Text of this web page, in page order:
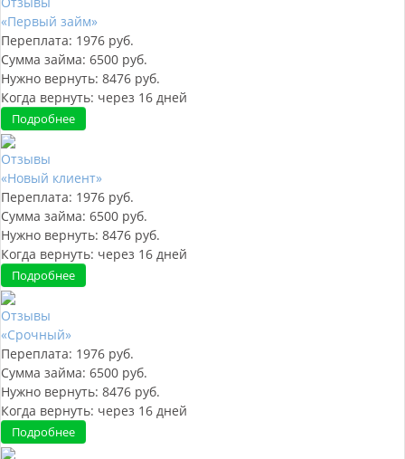
«Первый займ»
Переплата: 1976 руб.
Сумма займа: 6500 руб.
Нужно вернуть: 8476 руб.
Когда вернуть: через 16 дней
Подробнее
Отзывы
«Новый клиент»
Переплата: 1976 руб.
Сумма займа: 6500 руб.
Нужно вернуть: 8476 руб.
Когда вернуть: через 16 дней
Подробнее
Отзывы
«Срочный»
Переплата: 1976 руб.
Сумма займа: 6500 руб.
Нужно вернуть: 8476 руб.
Когда вернуть: через 16 дней
Подробнее